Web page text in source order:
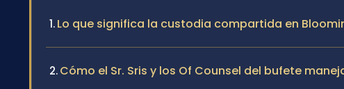
Lo que significa la custodia compartida en
Cómo el Sr. Sris y los Of Counsel del bufete